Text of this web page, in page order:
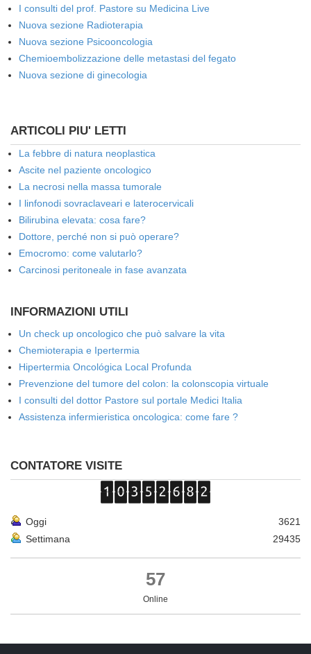
I consulti del prof. Pastore su Medicina Live
Nuova sezione Radioterapia
Nuova sezione Psicooncologia
Chemioembolizzazione delle metastasi del fegato
Nuova sezione di ginecologia
ARTICOLI PIU' LETTI
La febbre di natura neoplastica
Ascite nel paziente oncologico
La necrosi nella massa tumorale
I linfonodi sovraclaveari e laterocervicali
Bilirubina elevata: cosa fare?
Dottore, perché non si può operare?
Emocromo: come valutarlo?
Carcinosi peritoneale in fase avanzata
INFORMAZIONI UTILI
Un check up oncologico che può salvare la vita
Chemioterapia e Ipertermia
Hipertermia Oncológica Local Profunda
Prevenzione del tumore del colon: la colonscopia virtuale
I consulti del dottor Pastore sul portale Medici Italia
Assistenza infermieristica oncologica: come fare ?
CONTATORE VISITE
Oggi
3621
Settimana
29435
57
Online